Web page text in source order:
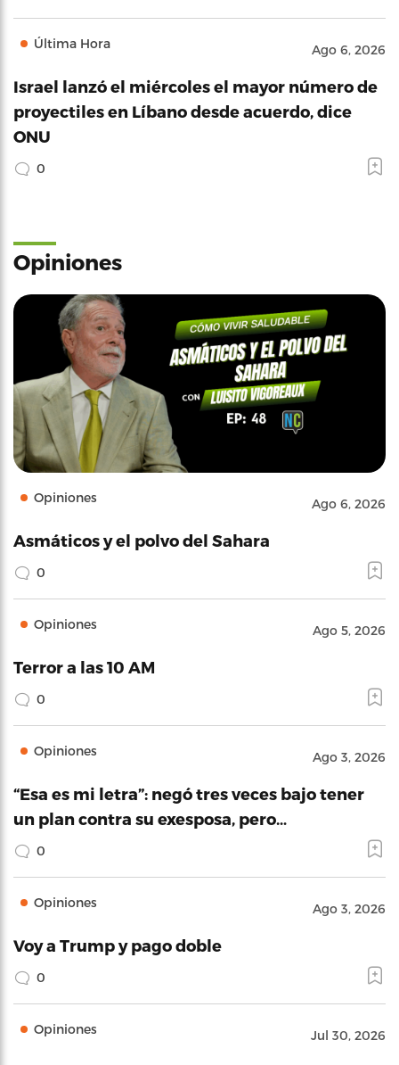
Última Hora Ago 6, 2026
Israel lanzó el miércoles el mayor número de
proyectiles en Líbano desde acuerdo, dice
ONU
0
Opiniones
Opiniones Ago 6, 2026
Asmáticos y el polvo del Sahara
0
Opiniones Ago 5, 2026
Terror a las 10 AM
0
Opiniones Ago 3, 2026
“Esa es mi letra”: negó tres veces bajo tener
un plan contra su exesposa, pero…
0
Opiniones Ago 3, 2026
Voy a Trump y pago doble
0
Opiniones Jul 30, 2026